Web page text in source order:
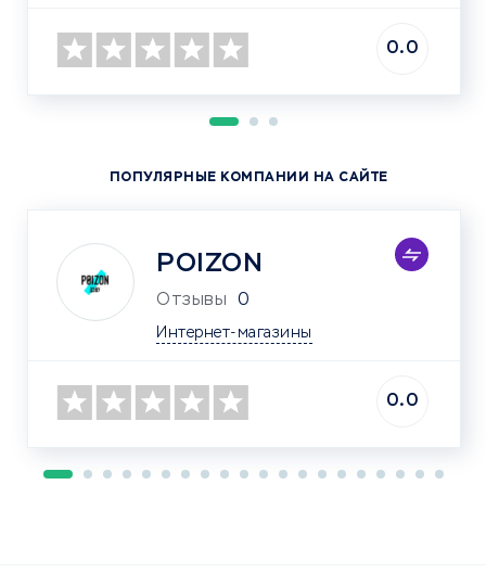
0.0
ПОПУЛЯРНЫЕ КОМПАНИИ НА САЙТЕ
POIZON
Отзывы 0
Интернет-магазины
0.0